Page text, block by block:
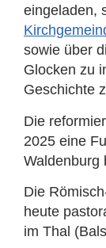
eingeladen,
sowie über
Glocken zu
Geschichte
Die
2025 eine
Waldenburg
Die
heute
im Thal